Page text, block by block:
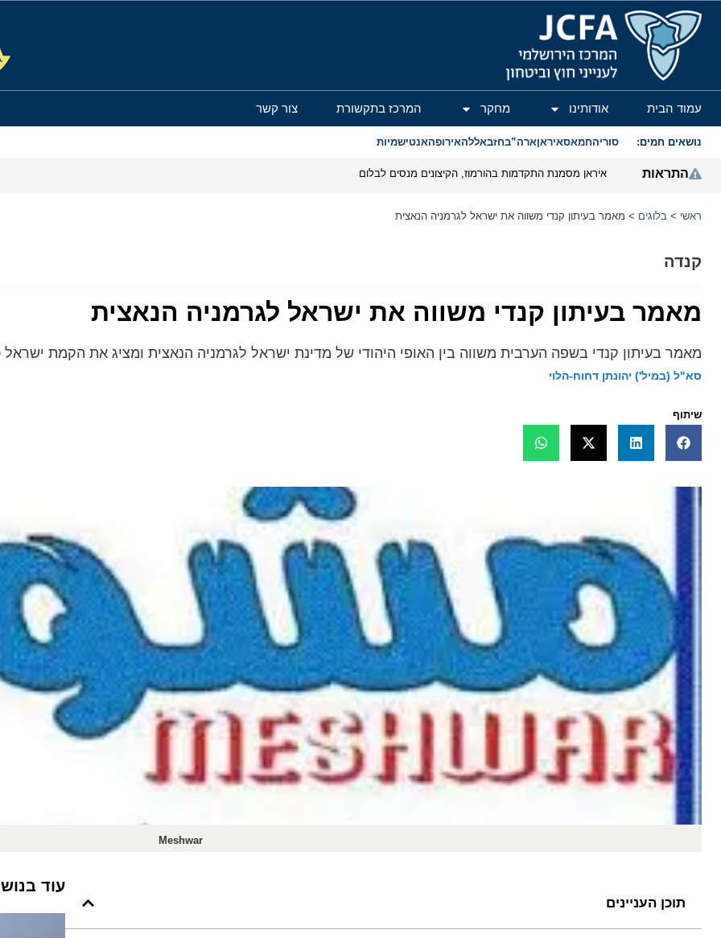
המרכז הירושלמי לענייני חוץ וביטחון
עמוד הבית אודותינו מחקר המרכז בתקשורת צור קשר
נושאים חמים: סוריהחמאסאיראןארה”בחזבאללהאירופהאנטישמיות
התראות איראן מסמנת התקדמות בהורמוז, הקיצונים מנסים לבלום
ראשי > בלוגים > מאמר בעיתון קנדי משווה את ישראל לגרמניה הנאצית
קנדה
מאמר בעיתון קנדי משווה את ישראל לגרמניה הנאצית
מאמר בעיתון קנדי בשפה הערבית משווה בין האופי היהודי של מדינת ישראל לגרמניה הנאצית ומציג את הקמת
סא"ל (במיל') יהונתן דחוח-הלוי
שיתוף
Meshwar
תוכן העניינים
עוד